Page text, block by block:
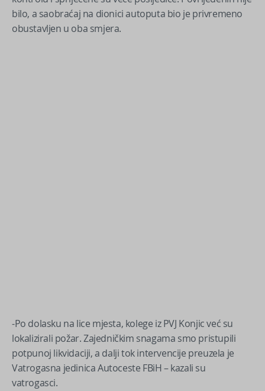
bilo, a saobraćaj na dionici autoputa bio je privremeno
obustavljen u oba smjera.
-Po dolasku na lice mjesta, kolege iz PVJ Konjic već su
lokalizirali požar. Zajedničkim snagama smo pristupili
potpunoj likvidaciji, a dalji tok intervencije preuzela je
Vatrogasna jedinica Autoceste FBiH – kazali su
vatrogasci.